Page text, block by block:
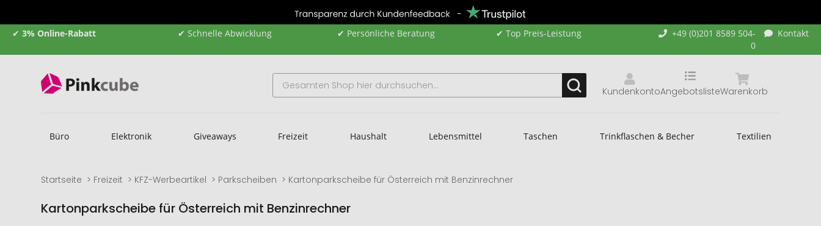
✔ 3% Online-Rabatt ✔ Schnelle Abwicklung ✔ Persönliche Beratung ✔ Top Preis-Leistung
+49 (0)201 8589 504-
0
Kontakt
Kundenkonto Warenkorb
Angebotsliste
Büro Elektronik Giveaways Freizeit Haushalt Lebensmittel Taschen Trinkflaschen & Becher Textilien
Startseite Freizeit KFZ-Werbeartikel Parkscheiben Kartonparkscheibe für Österreich mit Benzinrechner
Kartonparkscheibe für Österreich mit Benzinrechner